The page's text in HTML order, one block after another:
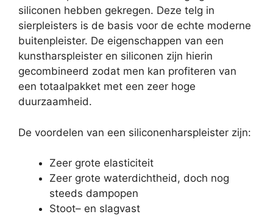
siliconen hebben gekregen. Deze telg in
sierpleisters is de basis voor de echte moderne
buitenpleister. De eigenschappen van een
kunstharspleister en siliconen zijn hierin
gecombineerd zodat men kan profiteren van
een totaalpakket met een zeer hoge
duurzaamheid.
De voordelen van een siliconenharspleister zijn:
Zeer grote elasticiteit
Zeer grote waterdichtheid, doch nog
steeds dampopen
Stoot– en slagvast